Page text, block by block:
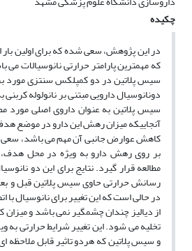
چکیده
در این پژوهش، سعی شده که برای اولین بار
که مهمترین پارامتر حرارتی نانوسیالات
سیس پلاتین در دو کمپلکس سنتزی مورد
دونانوسیال دارویی مبتنی بر نانولوله
سیس پلاتین به عنوان داروی اصلی مورد
آنجاییکه میزان رهش این دارو در موضع
کاهش عوارض جانبی آن مهم می باشد، سعی
بر روی رهش دارو به ویژه در محل هدف،
مطالعه قرار گیرد. نتایج برای این دو
رسانش حرارتی حاوی سیس پلاتین قبل و
در حالی است که این تغییر برای نانوسیال با
از دیالیز چندان چشمگیر نمی باشد و میزان
تخلیه می شود. این تغییر شرایط حرارتی به
و سیس پلاتین که هردو تاثیر قابل ملاحظه